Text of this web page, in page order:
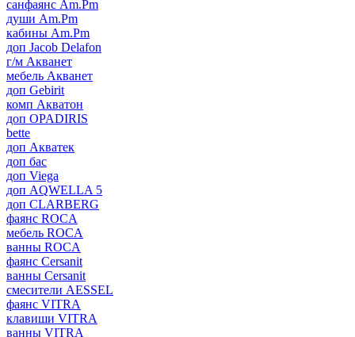
санфаянс Am.Pm
души Am.Pm
кабины Am.Pm
доп Jacob Delafon
г/м Акванет
мебель Акванет
доп Gebirit
комп Акватон
доп OPADIRIS
bette
доп Акватек
доп бас
доп Viega
доп AQWELLA 5
доп CLARBERG
фаянс ROCA
мебель ROCA
ванны ROCA
фаянс Cersanit
ванны Cersanit
смесители AESSEL
фаянс VITRA
клавиши VITRA
ванны VITRA